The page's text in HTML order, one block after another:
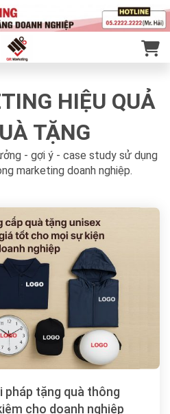
HIỆU QUẢ
TẶNG
- gợi ý - case study sử dụng
marketing doanh nghiệp.
pháp tặng quà thông
cho doanh nghiệp